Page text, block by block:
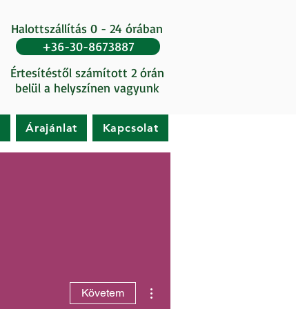
Halottszállítás 0 - 24 órában
Értesítéstől számított 2 órán
belül a helyszínen vagyunk
+36-30-8673887
Árajánlat Kapcsolat
Követem